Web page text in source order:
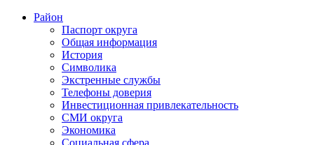
Район
Паспорт округа
Общая информация
История
Символика
Экстренные службы
Телефоны доверия
Инвестиционная привлекательность
СМИ округа
Экономика
Социальная сфера